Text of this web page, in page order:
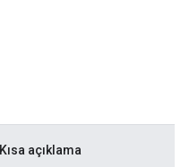
Kısa açıklama